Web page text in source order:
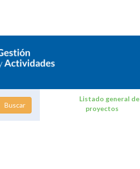
Listado general de
proyectos